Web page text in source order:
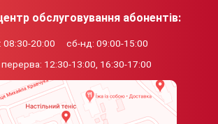
обслуговування абонентів:
08:30-20:00
сб-нд: 09:00-15:00
перерва: 12:30-13:00, 16:30-17:00